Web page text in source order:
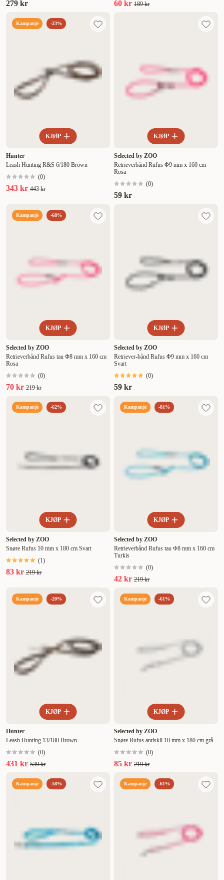
279 kr 60 kr 189 kr
Kampanje -23%
KJØP
Hunter
Leash Hunting R&S 6/180 Brown
(0)
343 kr 443 kr
KJØP
Selected by ZOO
Retrieverbånd Rufus Φ9 mm x 160 cm
Rosa
(0)
59 kr
Kampanje -68%
KJØP
Selected by ZOO
Retrieverbånd Rufus tau Φ8 mm x 160 cm
Rosa
(0)
70 kr 219 kr
KJØP
Selected by ZOO
Retriever-bånd Rufus Φ9 mm x 160 cm
Svart
(0)
59 kr
Kampanje -62%
KJØP
Selected by ZOO
Snøre Rufus 10 mm x 180 cm Svart
(1)
83 kr 219 kr
Kampanje -81%
KJØP
Selected by ZOO
Retrieverbånd Rufus tau Φ8 mm x 160 cm
Turkis
(0)
42 kr 219 kr
Kampanje -20%
KJØP
Hunter
Leash Hunting 13/180 Brown
(0)
431 kr 539 kr
Kampanje -61%
KJØP
Selected by ZOO
Snøre Rufus antiskli 10 mm x 180 cm grå
(0)
85 kr 219 kr
Kampanje -58% Kampanje -61%